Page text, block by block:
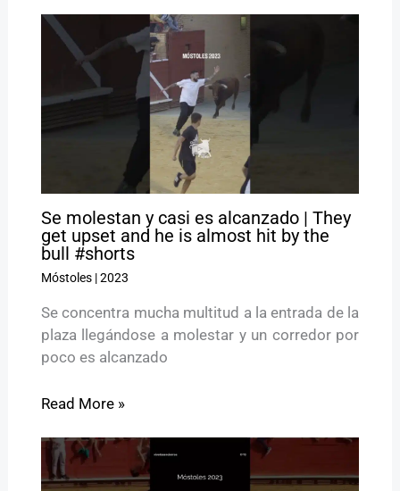
Se molestan y casi es alcanzado | They
get upset and he is almost hit by the
bull #shorts
Móstoles|2023
Se concentra mucha multitud a la entrada de la
plaza llegándose a molestar y un corredor por
poco es alcanzado
Read More »